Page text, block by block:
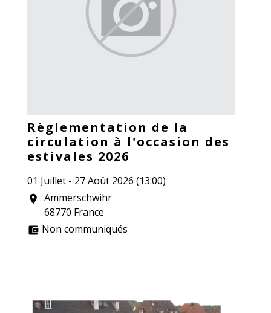
Règlementation de la
circulation à l'occasion des
estivales 2026
01 Juillet - 27 Août 2026 (13:00)
location_on Ammerschwihr
68770 France
account_balance_wallet Non communiqués